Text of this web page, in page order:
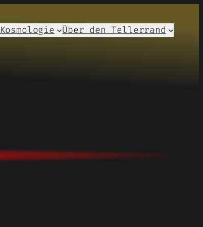
Kosmologie Über den Tellerrand